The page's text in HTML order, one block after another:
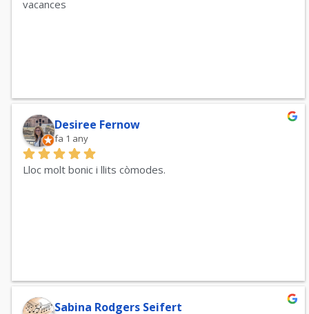
vacances
Desiree Fernow
fa 1 any
Lloc molt bonic i llits còmodes.
Sabina Rodgers Seifert